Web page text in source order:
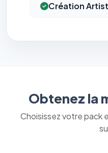
Création
Obtenez la
Choisissez votre pack